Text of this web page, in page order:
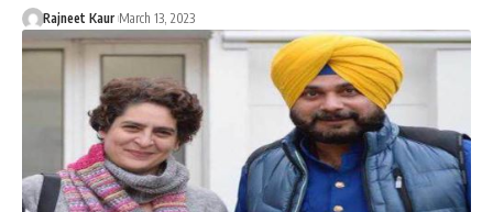
Rajneet Kaur March 13, 2023